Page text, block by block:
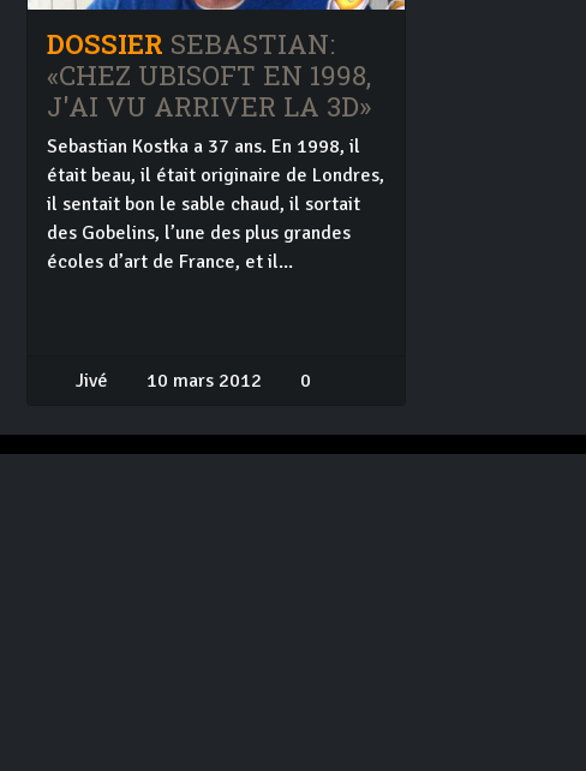
DOSSIER SEBASTIAN:
«CHEZ UBISOFT EN 1998,
J'AI VU ARRIVER LA 3D»
Sebastian Kostka a 37 ans. En 1998, il
était beau, il était originaire de Londres,
il sentait bon le sable chaud, il sortait
des Gobelins, l’une des plus grandes
écoles d’art de France, et il...
Jivé 10 mars 2012 0